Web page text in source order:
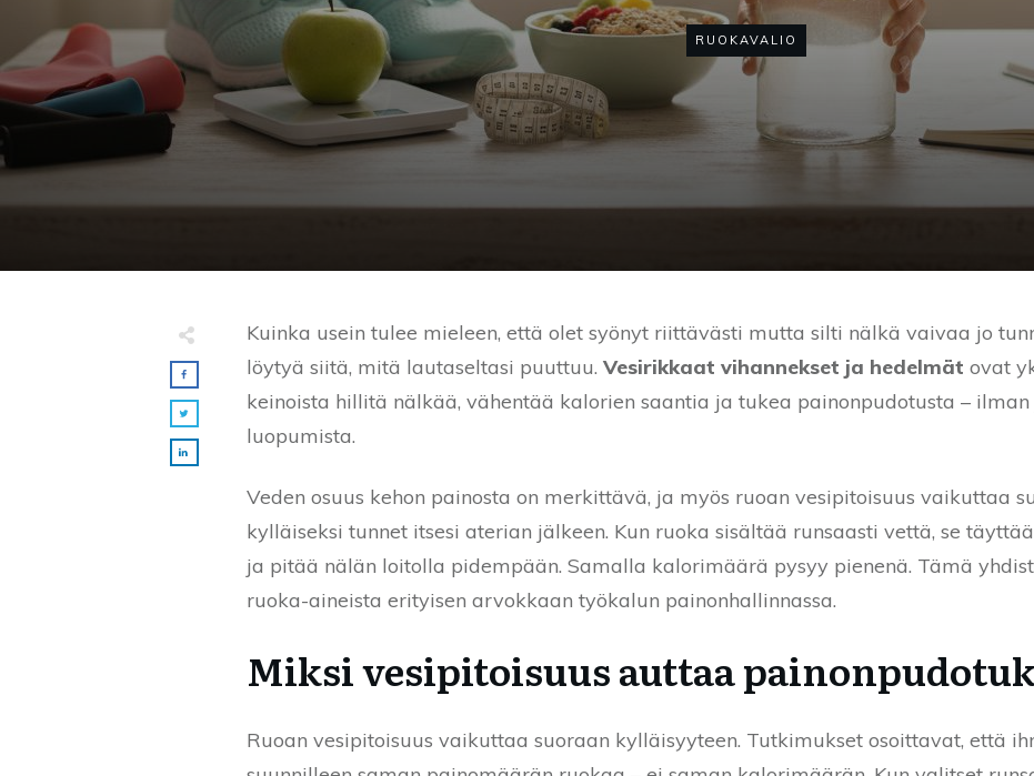
RUOKAVALIO
Kuinka usein tulee mieleen, että olet syönyt riittävästi mutta silti nälkä vaivaa jo
löytyä siitä, mitä lautaseltasi puuttuu. Vesirikkaat vihannekset ja hedelmät ovat
keinoista hillitä nälkää, vähentää kalorien saantia ja tukea painonpudotusta –
luopumista.
Veden osuus kehon painosta on merkittävä, ja myös ruoan vesipitoisuus vaikuttaa
kylläiseksi tunnet itsesi aterian jälkeen. Kun ruoka sisältää runsaasti vettä, se
ja pitää nälän loitolla pidempään. Samalla kalorimäärä pysyy pienenä. Tämä
ruoka-aineista erityisen arvokkaan työkalun painonhallinnassa.
Miksi vesipitoisuus auttaa
Ruoan vesipitoisuus vaikuttaa suoraan kylläisyyteen. Tutkimukset osoittavat, että